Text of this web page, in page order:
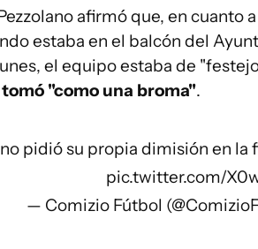
afirmó que, en cuanto
estaba en el balcón del
el equipo estaba de
tomó "como una broma".
pidió su propia dimisión en la
pic.twitter.com/
— Comizio Fútbol